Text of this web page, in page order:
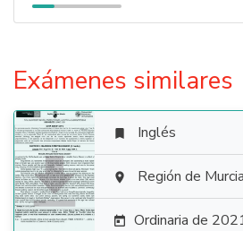
Exámenes similares

 Inglés
 Región de Murcia
 Ordinaria de